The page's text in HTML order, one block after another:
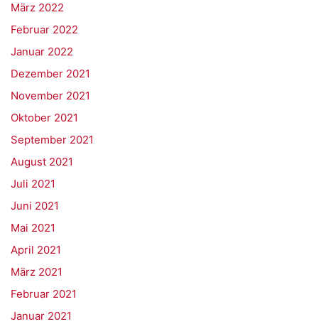
März 2022
Februar 2022
Januar 2022
Dezember 2021
November 2021
Oktober 2021
September 2021
August 2021
Juli 2021
Juni 2021
Mai 2021
April 2021
März 2021
Februar 2021
Januar 2021